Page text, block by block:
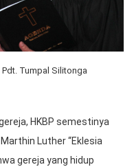
Tumpal Silitonga
HKBP semestinya
Luther “Eklesia
gereja yang hidup